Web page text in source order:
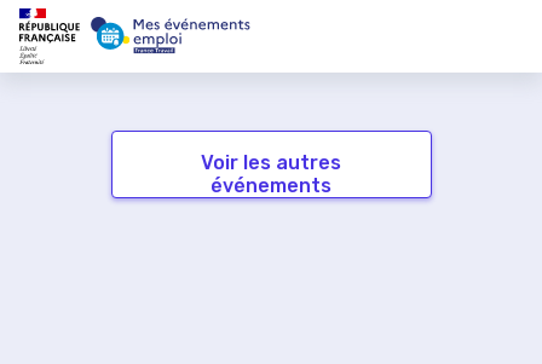
Voir les autres
événements